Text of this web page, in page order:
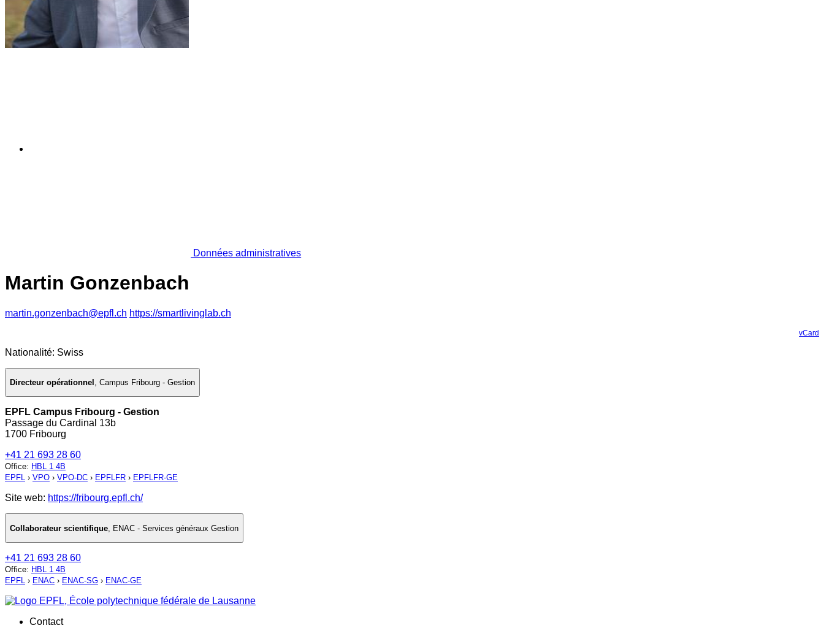
Données administratives
Martin Gonzenbach
martin.gonzenbach@epfl.ch https://smartlivinglab.ch
vCard
Nationalité: Swiss
Directeur opérationnel , Campus Fribourg - Gestion
EPFL Campus Fribourg - Gestion
Passage du Cardinal 13b
1700 Fribourg
+41 21 693 28 60
Office: HBL 1 4B
EPFL › VPO › VPO-DC › EPFLFR › EPFLFR-GE
Site web: https://fribourg.epfl.ch/
Collaborateur scientifique ENAC - Services généraux Gestion
+41 21 693 28 60
Office: HBL 1 4B
EPFL › ENAC › ENAC-SG › ENAC-GE
Contact